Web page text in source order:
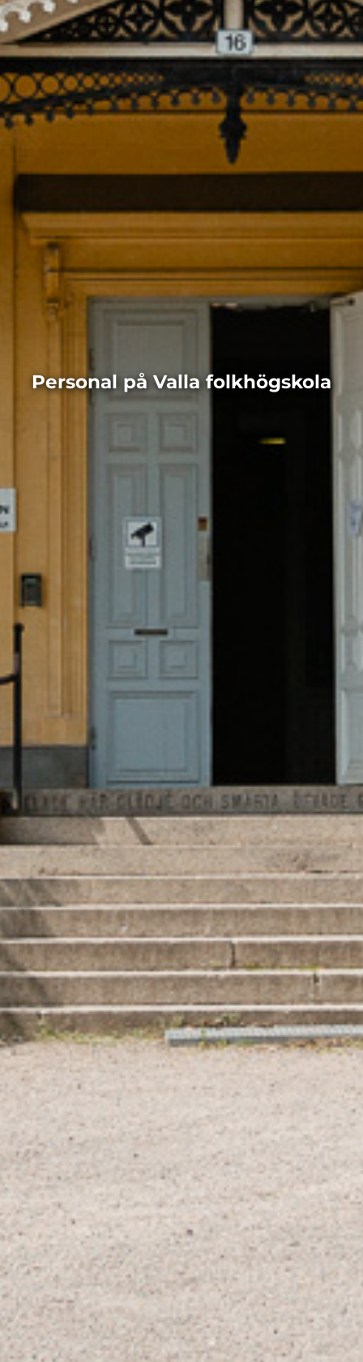
Personal på Valla folkhögskola